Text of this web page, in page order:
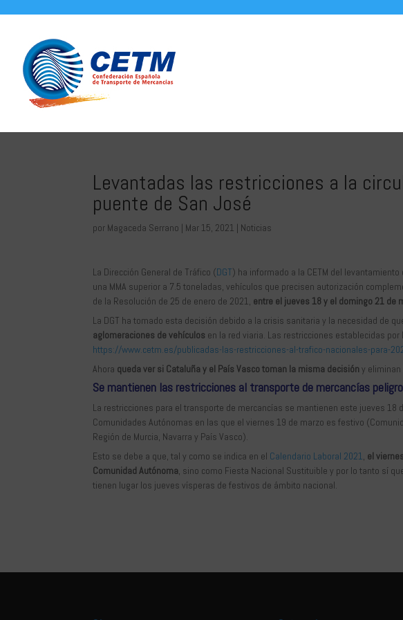
Levantadas las restricciones a la
puente de San José
por Magaceda Serrano | Mar 15, 2021 | Noticias
La Dirección General de Tráfico (DGT) ha informado a la CETM del
una MMA superior a 7.5 toneladas, vehículos que precisen autorización
de la Resolución de 25 de enero de 2021, entre el jueves 18 y el domingo 21 de
La DGT ha tomado esta decisión debido a la crisis sanitaria y la necesidad de
aglomeraciones de vehículos en la red viaria. Las restricciones establecidas
https://www.cetm.es/publicadas-las-restricciones-al-trafico-nacionales-para-
Ahora queda ver si Cataluña y el País Vasco toman la misma decisión y
Se mantienen las restricciones al transporte de mercancías
La restricciones para el transporte de mercancías se mantienen este jueves 18
Comunidades Autónomas en las que el viernes 19 de marzo es festivo
Región de Murcia, Navarra y País Vasco).
Esto se debe a que, tal y como se indica en el Calendario Laboral 2021, el
Comunidad Autónoma, sino como Fiesta Nacional Sustituible y por lo tanto sí
tienen lugar los jueves vísperas de festivos de ámbito nacional.